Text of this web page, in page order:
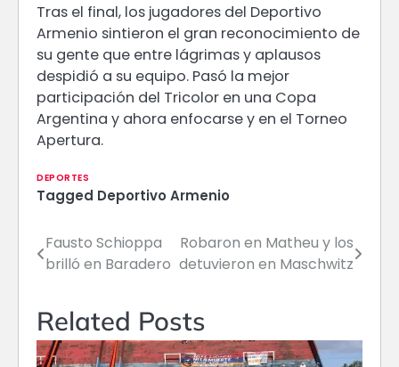
Tras el final, los jugadores del Deportivo
Armenio sintieron el gran reconocimiento de
su gente que entre lágrimas y aplausos
despidió a su equipo. Pasó la mejor
participación del Tricolor en una Copa
Argentina y ahora enfocarse y en el Torneo
Apertura.
DEPORTES
Tagged Deportivo Armenio
Navegación
entradas
Fausto Schioppa
brilló en Baradero
Robaron en Matheu y los
detuvieron en Maschwitz
Related Posts